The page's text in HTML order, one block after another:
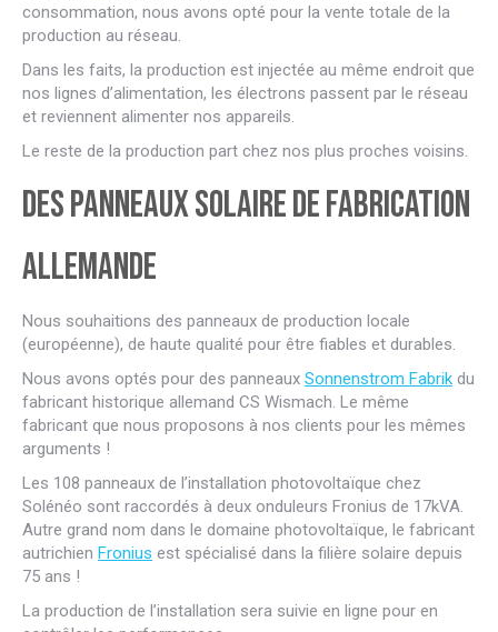
consommation, nous avons opté pour la vente totale de la
production au réseau.
Dans les faits, la production est injectée au même endroit que
nos lignes d’alimentation, les électrons passent par le réseau
et reviennent alimenter nos appareils.
Le reste de la production part chez nos plus proches voisins.
Des panneaux solaire de fabrication
allemande
Nous souhaitions des panneaux de production locale
(européenne), de haute qualité pour être fiables et durables.
Nous avons optés pour des panneaux Sonnenstrom Fabrik du
fabricant historique allemand CS Wismach. Le même
fabricant que nous proposons à nos clients pour les mêmes
arguments !
Les 108 panneaux de l’installation photovoltaïque chez
Solénéo sont raccordés à deux onduleurs Fronius de 17kVA.
Autre grand nom dans le domaine photovoltaïque, le fabricant
autrichien Fronius est spécialisé dans la filière solaire depuis
75 ans !
La production de l’installation sera suivie en ligne pour en